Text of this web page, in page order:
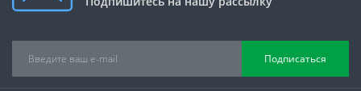
Подписаться